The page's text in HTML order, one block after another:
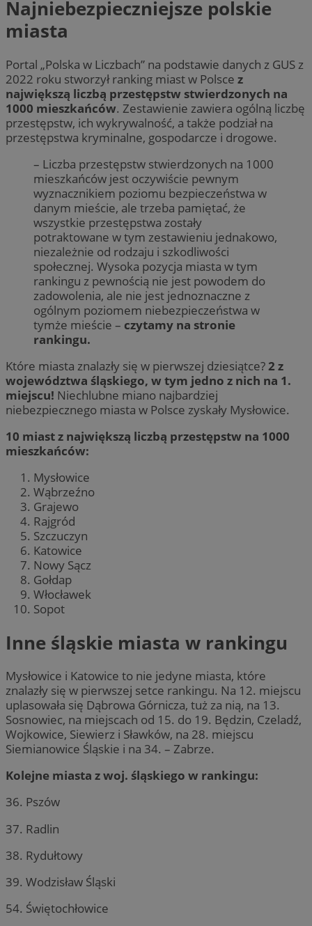
Najniebezpieczniejsze polskie
miasta
Portal „Polska w Liczbach” na podstawie danych z GUS z
2022 roku stworzył ranking miast w Polsce z
największą liczbą przestępstw stwierdzonych na
1000 mieszkańców. Zestawienie zawiera ogólną liczbę
przestępstw, ich wykrywalność, a także podział na
przestępstwa kryminalne, gospodarcze i drogowe.
– Liczba przestępstw stwierdzonych na 1000
mieszkańców jest oczywiście pewnym
wyznacznikiem poziomu bezpieczeństwa w
danym mieście, ale trzeba pamiętać, że
wszystkie przestępstwa zostały
potraktowane w tym zestawieniu jednakowo,
niezależnie od rodzaju i szkodliwości
społecznej. Wysoka pozycja miasta w tym
rankingu z pewnością nie jest powodem do
zadowolenia, ale nie jest jednoznaczne z
ogólnym poziomem niebezpieczeństwa w
tymże mieście – czytamy na stronie
rankingu.
Które miasta znalazły się w pierwszej dziesiątce?2 z
województwa śląskiego, w tym jedno z nich na 1.
miejscu! Niechlubne miano najbardziej
niebezpiecznego miasta w Polsce zyskały Mysłowice.
10 miast z największą liczbą przestępstw na 1000
mieszkańców:
Mysłowice
Wąbrzeźno
Grajewo
Rajgród
Szczuczyn
Katowice
Nowy Sącz
Gołdap
Włocławek
Sopot
Inne śląskie miasta w rankingu
Mysłowice i Katowice to nie jedyne miasta, które
znalazły się w pierwszej setce rankingu. Na 12. miejscu
uplasowała się Dąbrowa Górnicza, tuż za nią, na 13.
Sosnowiec, na miejscach od 15. do 19. Będzin, Czeladź,
Wojkowice, Siewierz i Sławków, na 28. miejscu
Siemianowice Śląskie i na 34. – Zabrze.
Kolejne miasta z woj. śląskiego w rankingu:
36. Pszów
37. Radlin
38. Rydułtowy
39. Wodzisław Śląski
54. Świętochłowice